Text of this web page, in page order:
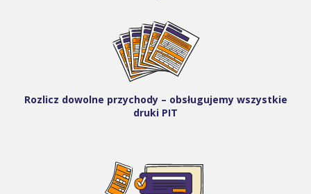
Rozlicz dowolne przychody – obsługujemy wszystkie
druki PIT